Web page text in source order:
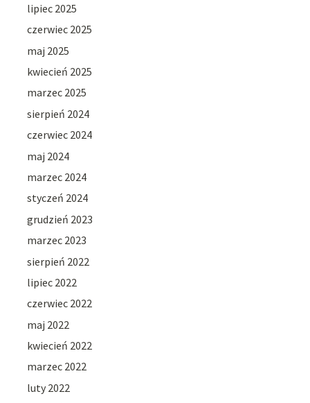
lipiec 2025
czerwiec 2025
maj 2025
kwiecień 2025
marzec 2025
sierpień 2024
czerwiec 2024
maj 2024
marzec 2024
styczeń 2024
grudzień 2023
marzec 2023
sierpień 2022
lipiec 2022
czerwiec 2022
maj 2022
kwiecień 2022
marzec 2022
luty 2022